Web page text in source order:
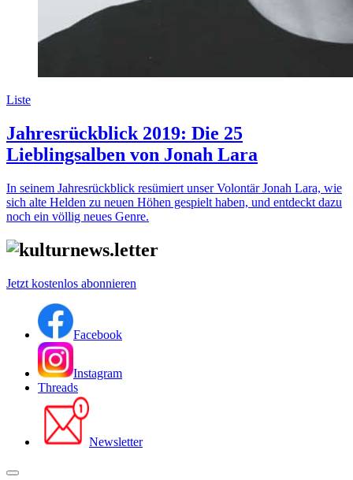
Liste
Jahresrückblick 2019: Die 25
Lieblingsalben von Jonah Lara
In seinem Jahresrückblick resümiert unser Volontär Jonah Lara, wie
sich alte Helden zu neuen Höhen gespielt haben, und entdeckt dazu
noch ein völlig neues Genre.
Jetzt kostenlos abonnieren
Facebook
Instagram
Threads
Newsletter